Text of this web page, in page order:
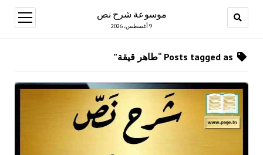
موسوعة شرح نص
9 أغسطس، 2026
open
menu